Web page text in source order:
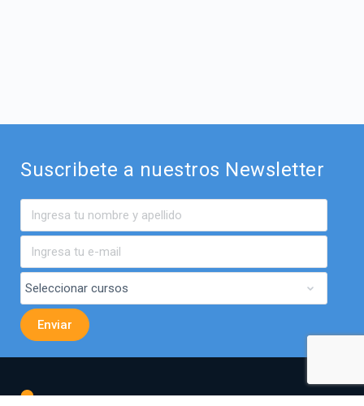
Suscribete a nuestros Newsletter